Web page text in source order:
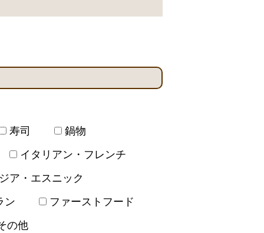
寿司
鍋物
イタリアン・フレンチ
ア・エスニック
ン
ファーストフード
の他